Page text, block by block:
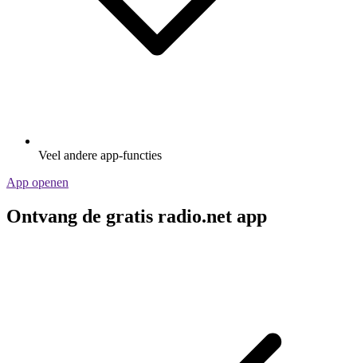
Veel andere app-functies
App openen
Ontvang de gratis radio.net app